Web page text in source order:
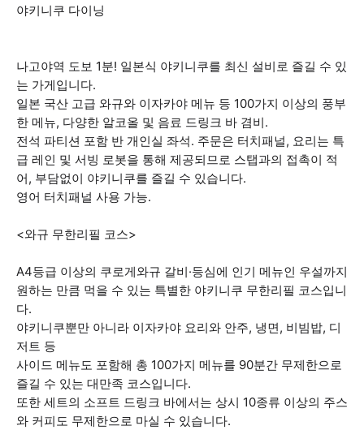
야키니쿠 다이닝
나고야역 도보 1분! 일본식 야키니쿠를 최신 설비로 즐길 수 있
는 가게입니다.
일본 국산 고급 와규와 이자카야 메뉴 등 100가지 이상의 풍부
한 메뉴, 다양한 알코올 및 음료 드링크 바 겸비.
전석 파티션 포함 반 개인실 좌석. 주문은 터치패널, 요리는 특
급 레인 및 서빙 로봇을 통해 제공되므로 스탭과의 접촉이 적
어, 부담없이 야키니쿠를 즐길 수 있습니다.
영어 터치패널 사용 가능.
<와규 무한리필 코스>
A4등급 이상의 쿠로게와규 갈비·등심에 인기 메뉴인 우설까지
원하는 만큼 먹을 수 있는 특별한 야키니쿠 무한리필 코스입니
다.
야키니쿠뿐만 아니라 이자카야 요리와 안주, 냉면, 비빔밥, 디
저트 등
사이드 메뉴도 포함해 총 100가지 메뉴를 90분간 무제한으로
즐길 수 있는 대만족 코스입니다.
또한 세트의 소프트 드링크 바에서는 상시 10종류 이상의 주스
와 커피도 무제한으로 마실 수 있습니다.